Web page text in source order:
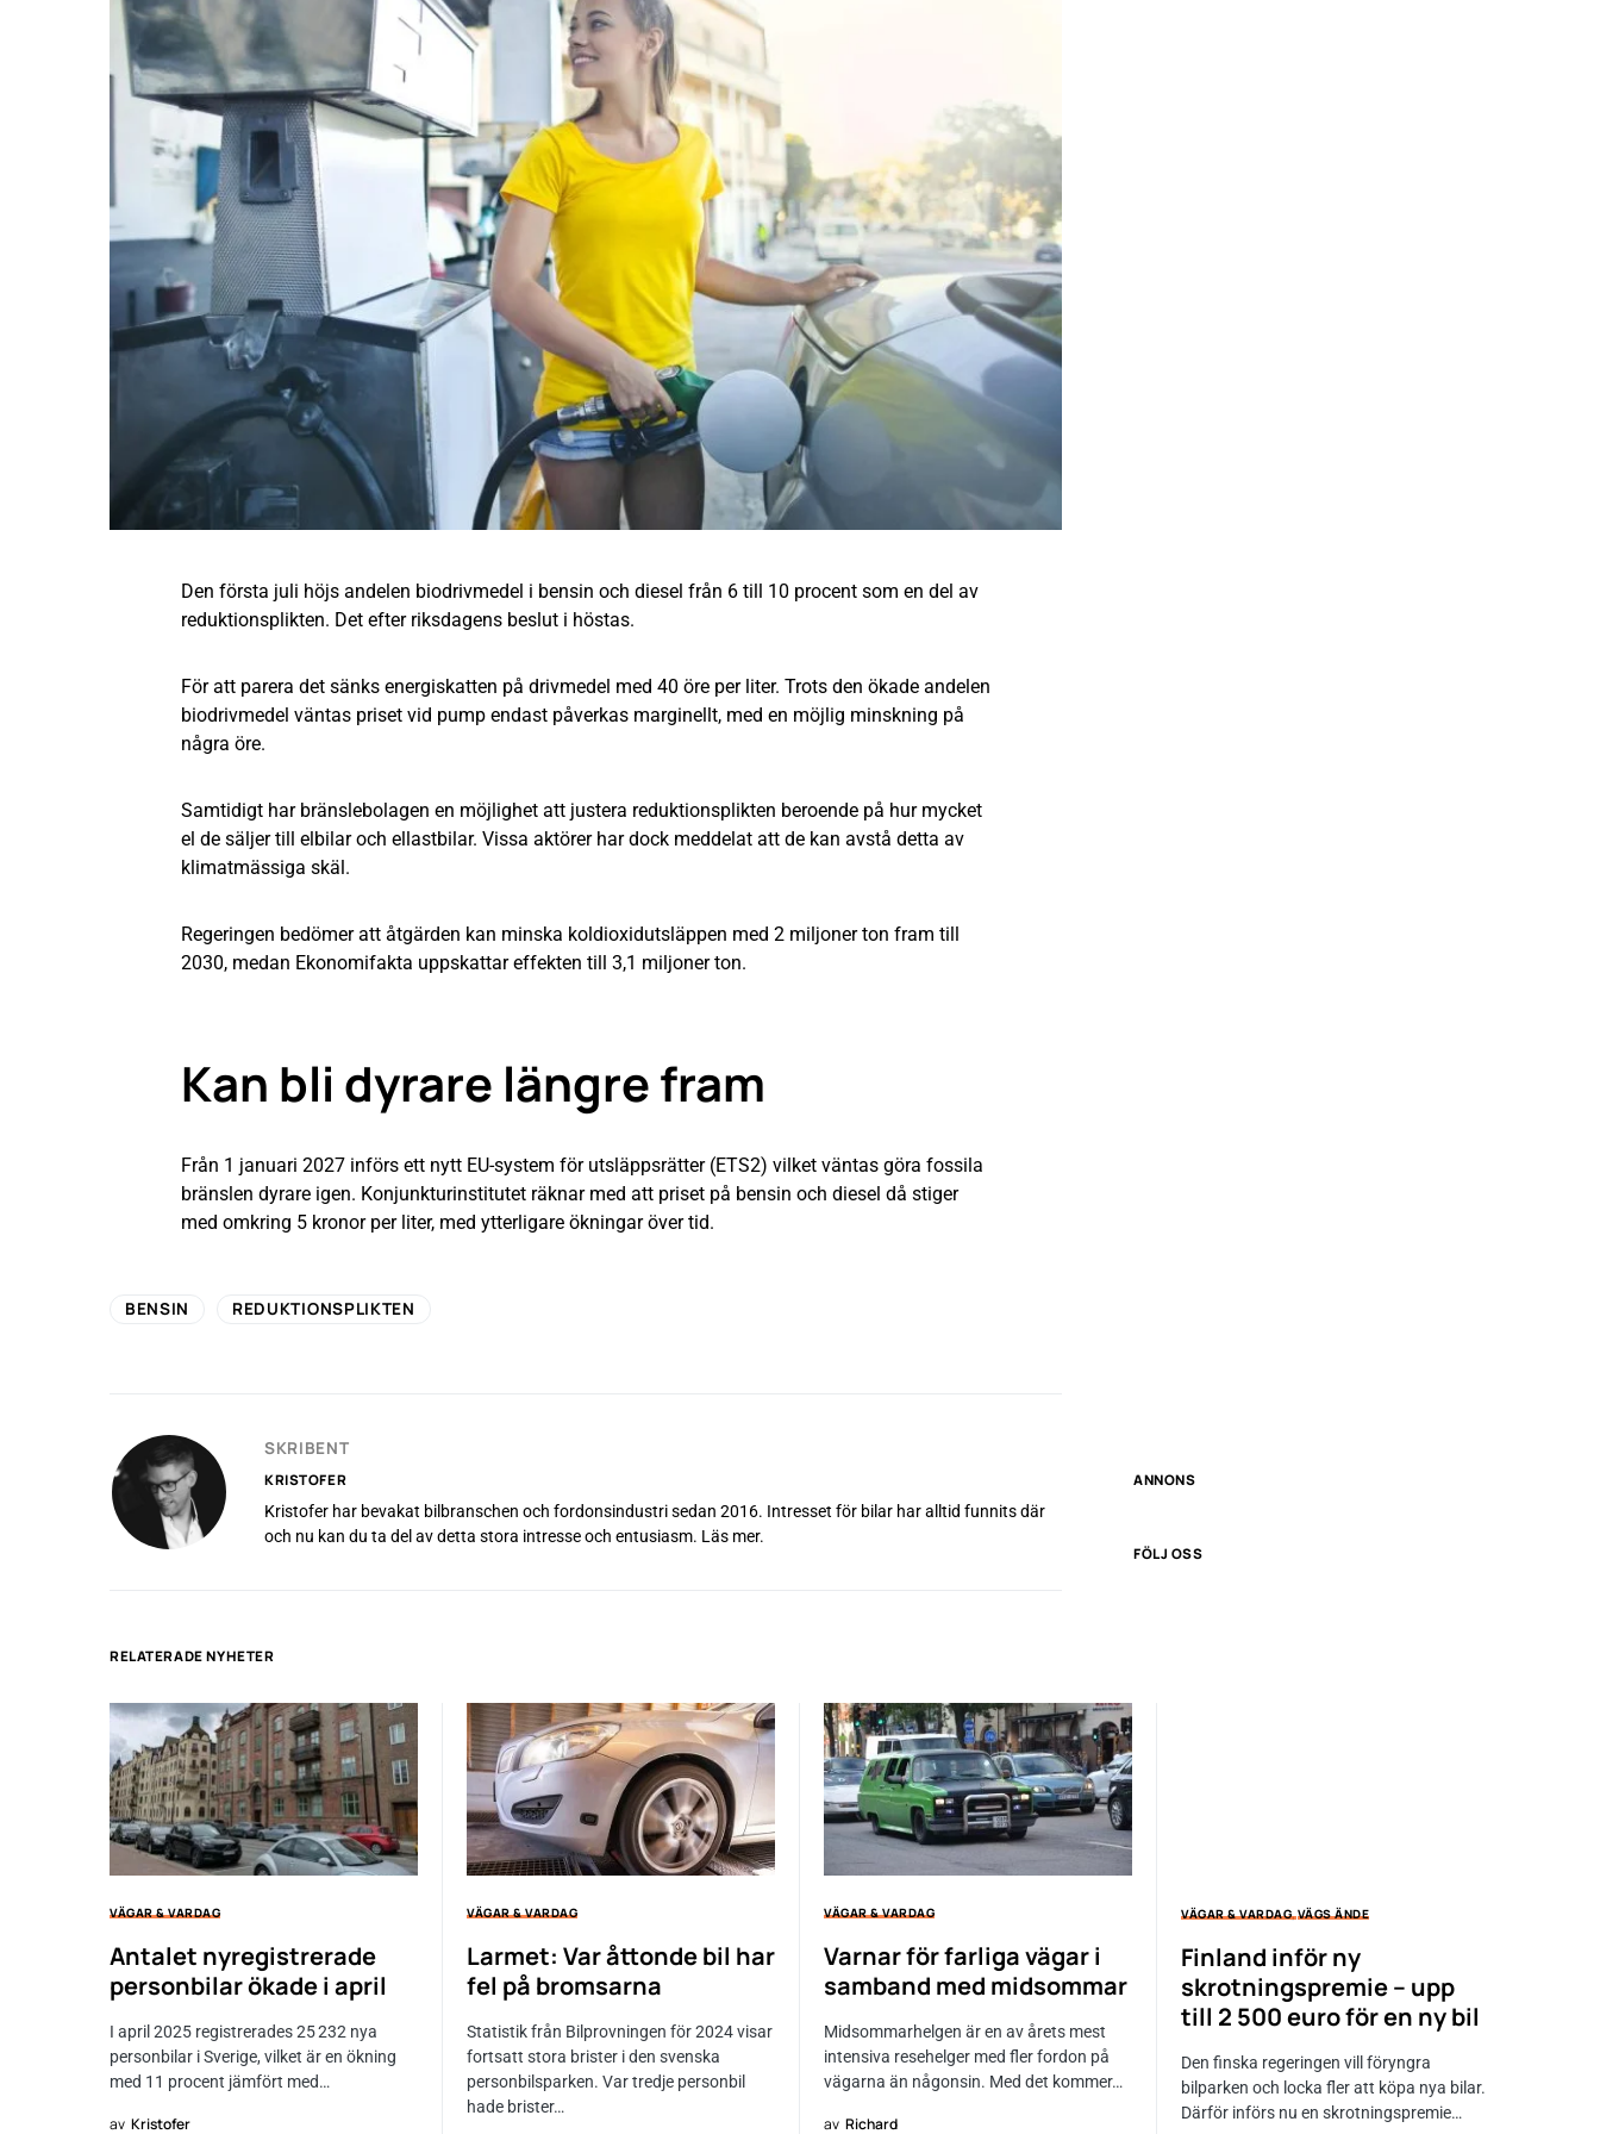
Den första juli höjs andelen biodrivmedel i bensin och diesel från 6 till 10 procent som en del av
reduktionsplikten. Det efter riksdagens beslut i höstas.
För att parera det sänks energiskatten på drivmedel med 40 öre per liter. Trots den ökade andelen
biodrivmedel väntas priset vid pump endast påverkas marginellt, med en möjlig minskning på
några öre.
Samtidigt har bränslebolagen en möjlighet att justera reduktionsplikten beroende på hur mycket
el de säljer till elbilar och ellastbilar. Vissa aktörer har dock meddelat att de kan avstå detta av
klimatmässiga skäl.
Regeringen bedömer att åtgärden kan minska koldioxidutsläppen med 2 miljoner ton fram till
2030, medan Ekonomifakta uppskattar effekten till 3,1 miljoner ton.
Kan bli dyrare längre fram
Från 1 januari 2027 införs ett nytt EU-system för utsläppsrätter (ETS2) vilket väntas göra fossila
bränslen dyrare igen. Konjunkturinstitutet räknar med att priset på bensin och diesel då stiger
med omkring 5 kronor per liter, med ytterligare ökningar över tid.
BENSIN REDUKTIONSPLIKTEN
SKRIBENT
KRISTOFER
Kristofer har bevakat bilbranschen och fordonsindustri sedan 2016. Intresset för bilar har alltid funnits där
och nu kan du ta del av detta stora intresse och entusiasm. Läs mer.
ANNONS
FÖLJ OSS
RELATERADE NYHETER
VÄGAR & VARDAG
Antalet nyregistrerade
personbilar ökade i april
I april 2025 registrerades 25 232 nya
personbilar i Sverige, vilket är en ökning
med 11 procent jämfört med…
av Kristofer
VÄGAR & VARDAG
Larmet: Var åttonde bil har
fel på bromsarna
Statistik från Bilprovningen för 2024 visar
fortsatt stora brister i den svenska
personbilsparken. Var tredje personbil
hade brister…
VÄGAR & VARDAG
Varnar för farliga vägar i
samband med midsommar
Midsommarhelgen är en av årets mest
intensiva resehelger med fler fordon på
vägarna än någonsin. Med det kommer…
av Richard
VÄGAR & VARDAG VÄGS ÄNDE
Finland inför ny
skrotningspremie – upp
till 2 500 euro för en ny bil
Den finska regeringen vill föryngra
bilparken och locka fler att köpa nya bilar.
Därför införs nu en skrotningspremie…